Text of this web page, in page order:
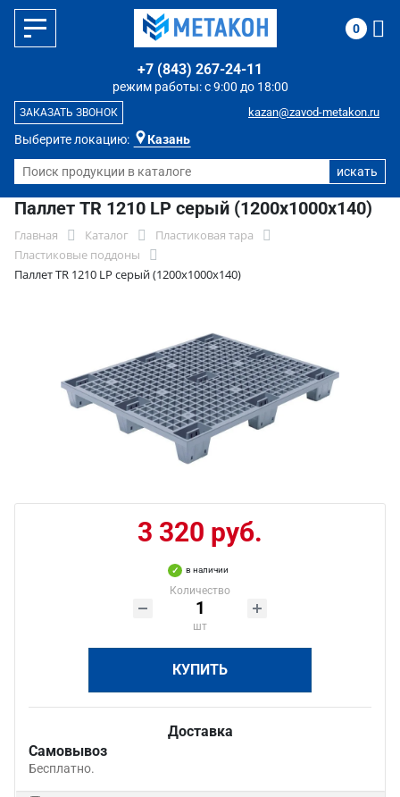
Выберите локацию: Казань
режим работы: с 9:00 до 18:00
+7 (843) 267-24-11
kazan@zavod-metakon.ru
ЗАКАЗАТЬ ЗВОНОК
0
Паллет TR 1210 LP серый (1200х1000х140)
Главная Каталог
Пластиковая тара
Пластиковые поддоны
Паллет TR 1210 LP серый (1200х1000х140)
3 320 руб.
в наличии
Количество
шт
КУПИТЬ
Доставка
Самовывоз
Бесплатно.